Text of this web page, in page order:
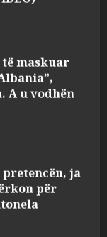
u vodhën
për